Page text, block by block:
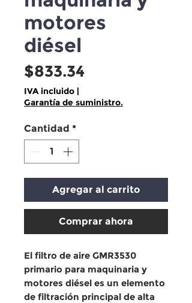
motores
diésel
$833.34Precio
IVA incluido |
Garantía de suministro.
Cantidad *
Agregar al carrito
Comprar ahora
El filtro de aire GMR3530
primario para maquinaria y
motores diésel es un elemento
de filtración principal de alta